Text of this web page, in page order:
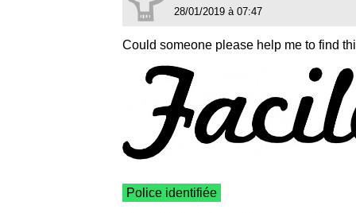
28/01/2019 à 07:47
Could someone please help me to find
Police identifiée